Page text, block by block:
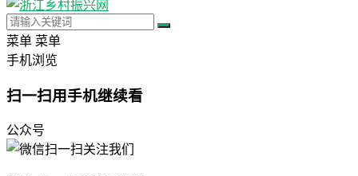
菜单 菜单
手机浏览
扫一扫用手机继续看
公众号